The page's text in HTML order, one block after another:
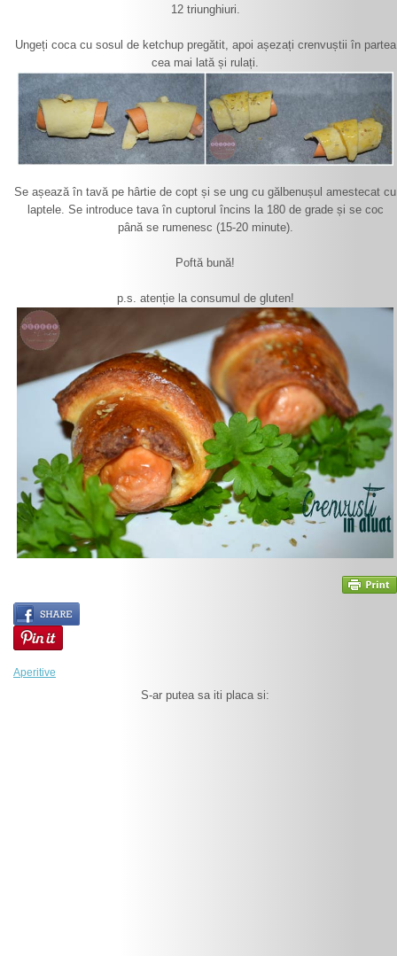
12 triunghiuri.
Ungeți coca cu sosul de ketchup pregătit, apoi așezați crenvuștii în partea
cea mai lată și rulați.
Se așează în tavă pe hârtie de copt și se ung cu gălbenușul amestecat cu
laptele. Se introduce tava în cuptorul încins la 180 de grade și se coc
până se rumenesc (15-20 minute).
Poftă bună!
p.s. atenție la consumul de gluten!
Aperitive
S-ar putea sa iti placa si: